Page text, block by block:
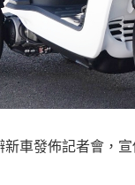
車發佈記者會，